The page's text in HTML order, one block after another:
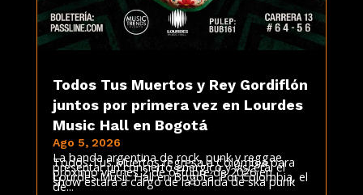
Todos Tus Muertos y Rey Gordiflón
juntos por primera vez en Lourdes
Music Hall en Bogotá
Ago 5, 2026
La banda argentina de rock, punk y reggae
Todos Tus Muertos regresa a Colombia para
presentar un concierto enérgico y visceral el
próximo viernes 2 de octubre de 2026 en
Lourdes Music Hall en Bogotá. Por Colombia, el
show estará a cargo de la banda de ska punk
de...